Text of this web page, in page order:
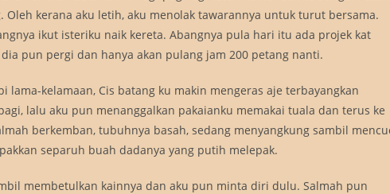
kerana aku letih, aku menolak tawarannya untuk turut bersama.
ikut isteriku naik kereta. Abangnya pula hari itu ada projek kat
pun pergi dan hanya akan pulang jam 200 petang nanti.
lama-kelamaan, Cis batang ku makin mengeras aje terbayangkan
lalu aku pun menanggalkan pakaianku memakai tuala dan terus ke
berkemban, tubuhnya basah, sedang menyangkung sambil
separuh buah dadanya yang putih melepak.
membetulkan kainnya dan aku pun minta diri dulu. Salmah pun